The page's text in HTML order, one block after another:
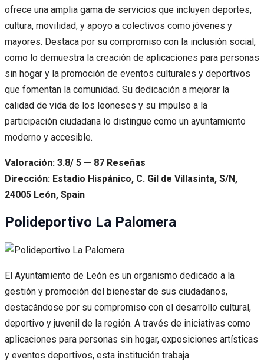
ofrece una amplia gama de servicios que incluyen deportes,
cultura, movilidad, y apoyo a colectivos como jóvenes y
mayores. Destaca por su compromiso con la inclusión social,
como lo demuestra la creación de aplicaciones para personas
sin hogar y la promoción de eventos culturales y deportivos
que fomentan la comunidad. Su dedicación a mejorar la
calidad de vida de los leoneses y su impulso a la
participación ciudadana lo distingue como un ayuntamiento
moderno y accesible.
Valoración: 3.8/ 5 — 87 Reseñas
Dirección: Estadio Hispánico, C. Gil de Villasinta, S/N,
24005 León, Spain
Polideportivo La Palomera
El Ayuntamiento de León es un organismo dedicado a la
gestión y promoción del bienestar de sus ciudadanos,
destacándose por su compromiso con el desarrollo cultural,
deportivo y juvenil de la región. A través de iniciativas como
aplicaciones para personas sin hogar, exposiciones artísticas
y eventos deportivos, esta institución trabaja